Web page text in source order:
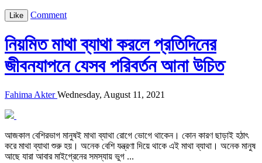
Like Comment
নিয়মিত মাথা ব্যাথা করলে প্রতিদিনের
জীবনযাপনে যেসব পরিবর্তন আনা উচিত
Fahima AkterWednesday, August 11, 2021
আজকাল বেশিরভাগ মানুষই মাথা ব্যাথা রোগে ভোগে থাকেন। কোন কারণ ছাড়াই হঠাৎ
করে মাথা ব্যাথা শুরু হয়। অনেক বেশি যন্ত্রণা দিয়ে থাকে এই মাথা ব্যাথা। অনেক মানুষ
আছে যারা আবার মাইগ্রেনের সমস্যায় ভুগ ...